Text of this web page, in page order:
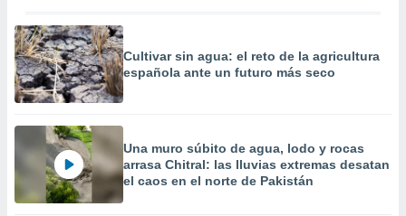
Cultivar sin agua: el reto de la agricultura
española ante un futuro más seco
Una muro súbito de agua, lodo y rocas
arrasa Chitral: las lluvias extremas desatan
el caos en el norte de Pakistán